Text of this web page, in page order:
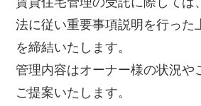
法に従い重要事項説明を行った
を締結いたします。
管理内容はオーナー様の状況や
ご提案いたします。